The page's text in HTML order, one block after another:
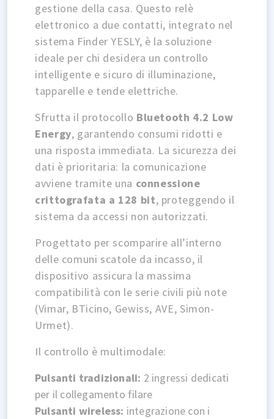
gestione della casa. Questo relè
elettronico a due contatti, integrato nel
sistema Finder YESLY, è la soluzione
ideale per chi desidera un controllo
intelligente e sicuro di illuminazione,
tapparelle e tende elettriche.
Sfrutta il protocollo Bluetooth 4.2 Low
Energy, garantendo consumi ridotti e
una risposta immediata. La sicurezza dei
dati è prioritaria: la comunicazione
avviene tramite una connessione
crittografata a 128 bit, proteggendo il
sistema da accessi non autorizzati.
Progettato per scomparire all’interno
delle comuni scatole da incasso, il
dispositivo assicura la massima
compatibilità con le serie civili più note
(Vimar, BTicino, Gewiss, AVE, Simon-
Urmet).
Il controllo è multimodale:
Pulsanti tradizionali: 2 ingressi dedicati
per il collegamento filare
Pulsanti wireless: integrazione con i